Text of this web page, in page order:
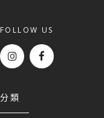
FOLLOW US
分類